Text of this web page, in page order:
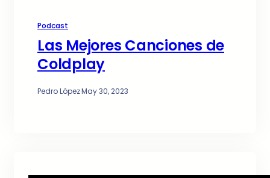
Podcast
Las Mejores Canciones de
Coldplay
Pedro López·May 30, 2023